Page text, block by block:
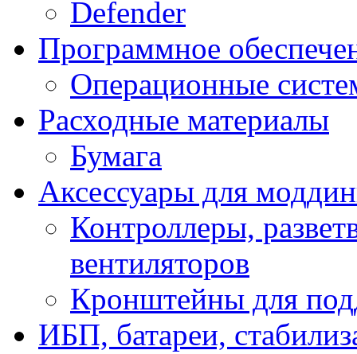
Defender
Программное
Операционные
Расходные материалы
Бумага
Аксессуары для
Контроллеры,
вентиляторов
Кронштейны для
ИБП, батареи,